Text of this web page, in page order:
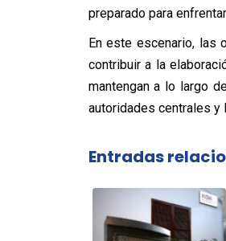
preparado para
En este escenario, las
contribuir a la
mantengan a lo largo
autoridades centrales y
Entradas